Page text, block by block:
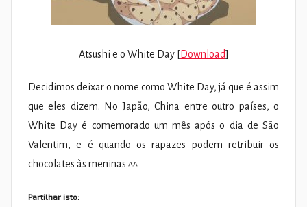
Atsushi e o White Day [Download]
Decidimos deixar o nome como White Day, já que é assim
que eles dizem. No Japão, China entre outro países, o
White Day é comemorado um mês após o dia de São
Valentim, e é quando os rapazes podem retribuir os
chocolates às meninas ^^
Partilhar isto: